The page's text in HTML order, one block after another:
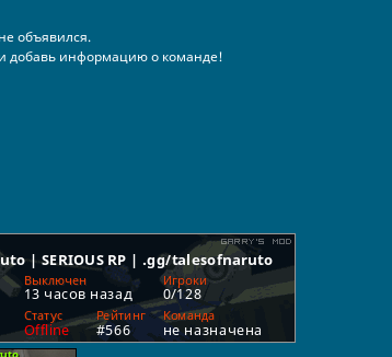
объявился.
добавь информацию о команде!